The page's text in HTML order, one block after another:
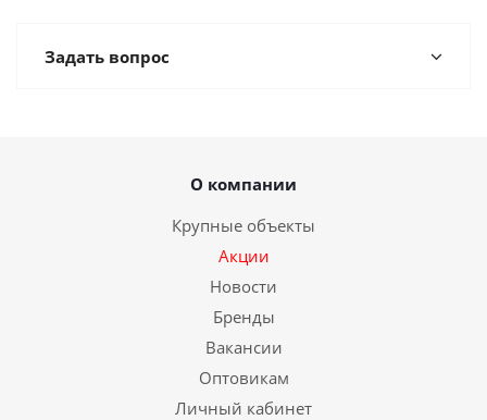
Задать вопрос
О компании
Крупные объекты
Акции
Новости
Бренды
Вакансии
Оптовикам
Личный кабинет